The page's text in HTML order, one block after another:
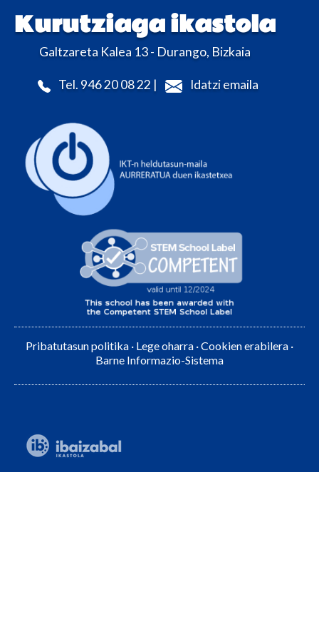
Kurutziaga ikastola
Galtzareta Kalea 13 - Durango, Bizkaia
Tel. 946 20 08 22 | Idatzi emaila
Pribatutasun politika · Lege oharra ·Cookien erabilera ·
Barne Informazio-Sistema